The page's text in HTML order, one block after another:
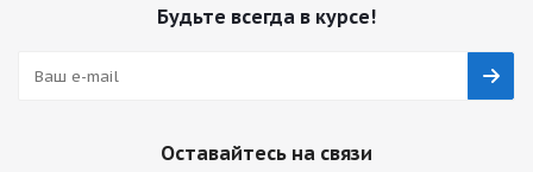
Будьте всегда в курсе!
Оставайтесь на связи